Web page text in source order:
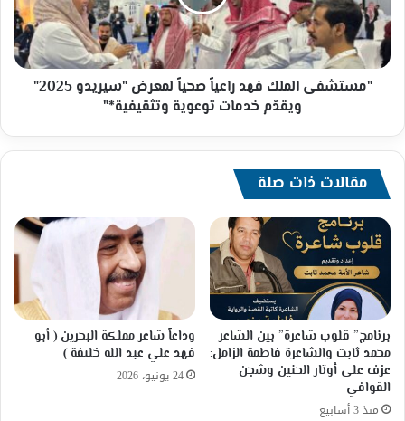
اتفاقيات
استراتيجية
لمعرض
"سيريدو
2025"
ويقدّم
خدمات
"مستشفى الملك فهد راعياً صحياً لمعرض "سيريدو 2025"
ويقدّم خدمات توعوية وتثقيفية*"
مقالات ذات صلة
برنامج” قلوب شاعرة” بين الشاعر
محمد ثابت والشاعرة فاطمة الزامل:
عزف على أوتار الحنين وشجن
القوافي
منذ 3 أسابيع
وداعاً شاعر مملكة البحرين ( أبو
فهد علي عبد الله خليفة )
24 يونيو، 2026